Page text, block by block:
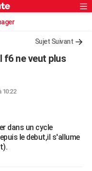
Sujet Suivant
f6 ne veut plus
10:22
dans un cycle
le debut,il s'allume